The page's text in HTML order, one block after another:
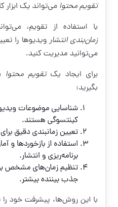
تقویم محتوا می‌تواند یک ابزار
با استفاده از تقویم،
زمان‌بندی انتشارویدیوها را
می‌توانید مدیریت کنید.
برای ایجاد یکتقویم محتوا
بگیرید:
شناسایی موضوعات
کینتسوگی هستند.
تعیین زمانبندی دقیق
استفاده از بازخوردها و
برنامه‌ریزی و انتشار.
تنظیم زمان‌های مشخص
جذب بیننده بیشتر.
با این روش‌ها، پیشرفت خود